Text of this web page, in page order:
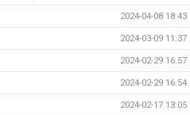
2024-04-08 18:43
2024-03-09 11:37
2024-02-29 16:57
2024-02-29 16:54
2024-02-17 13:05